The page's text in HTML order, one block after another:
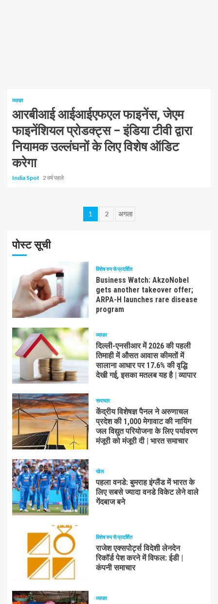
व्यापार
आरबीआई आईआईएफएल फाइनेंस, जेएम
फाइनेंशियल प्रोडक्ट्स – इंडिया टीवी द्वारा
नियामक उल्लंघनों के लिए विशेष ऑडिट
करेगा
India Spot 2 वर्ष पहले
Posts
1 2 अगला
पोस्ट सूची
विशेष रुप से प्रदर्शित
Business Watch: AkzoNobel
gets another takeover offer;
ARPA-H launches rare disease
program
व्यापार
दिल्ली-एनसीआर में 2026 की पहली
तिमाही में औसत आवास कीमतों में
सालाना आधार पर 17.6% की वृद्धि
देखी गई, इसका मतलब यह है | व्यापार
समाचार
केंद्रीय विशेषज्ञ पैनल ने अरुणाचल
प्रदेश की 1,000 मेगावाट की नायिंग
जल विद्युत परियोजना के लिए पर्यावरण
मंजूरी को मंजूरी दी | भारत समाचार
खेल
पहला वनडे: बुमराह इंग्लैंड में भारत के
लिए सबसे ज्यादा वनडे विकेट लेने वाले
गेंदबाज बने
विशेष रुप से प्रदर्शित
राजेश एक्सपोर्ट्स विदेशी लेनदेन
रिकॉर्ड पेश करने में विफल: ईडी |
कंपनी समाचार
व्यापार